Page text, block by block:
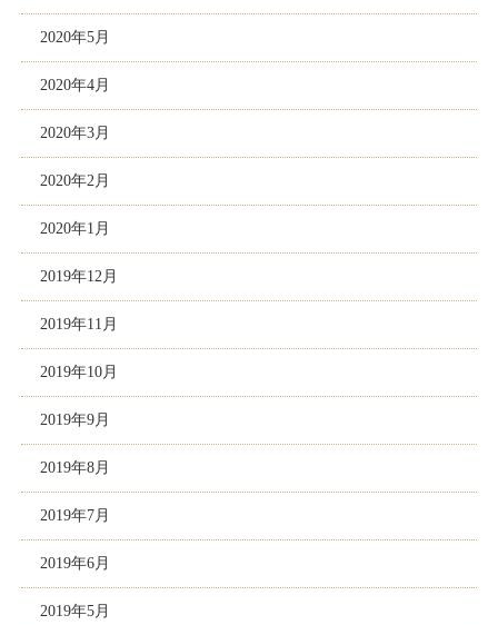
2020年5月
2020年4月
2020年3月
2020年2月
2020年1月
2019年12月
2019年11月
2019年10月
2019年9月
2019年8月
2019年7月
2019年6月
2019年5月